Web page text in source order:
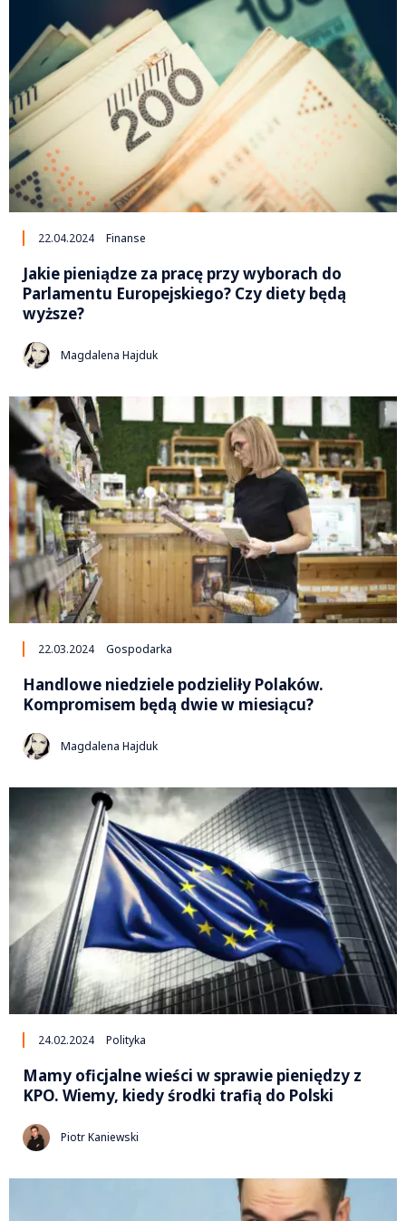
22.04.2024 Finanse
Jakie pieniądze za pracę przy wyborach do
Parlamentu Europejskiego? Czy diety będą
wyższe?
Magdalena Hajduk
22.03.2024 Gospodarka
Handlowe niedziele podzieliły Polaków.
Kompromisem będą dwie w miesiącu?
Magdalena Hajduk
24.02.2024 Polityka
Mamy oficjalne wieści w sprawie pieniędzy z
KPO. Wiemy, kiedy środki trafią do Polski
Piotr Kaniewski